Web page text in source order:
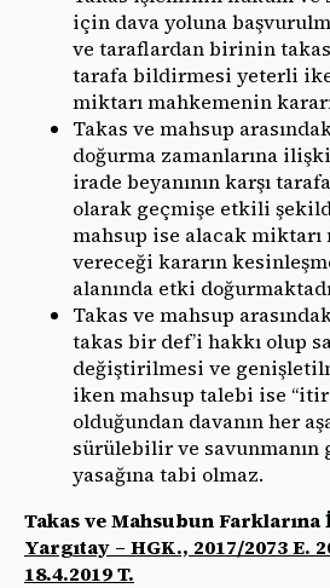
için dava yoluna
ve taraflardan birinin takas
tarafa bildirmesi yeterli
miktarı mahkemenin
Takas ve mahsup
doğurma zamanlarına
irade beyanının karşı
olarak geçmişe etkili
mahsup ise alacak
vereceği kararın
alanında etki
Takas ve mahsup
takas bir def’i hakkı olup
değiştirilmesi ve
iken mahsup talebi ise
olduğundan davanın her
sürülebilir ve savunmanın
yasağına tabi olmaz.
Takas ve Mahsubun
Yargıtay – HGK., 2017/2073 E.
18.4.2019 T.